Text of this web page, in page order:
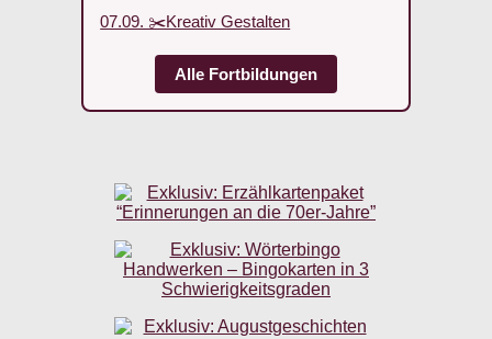
07.09. ✂️Kreativ Gestalten
Alle Fortbildungen